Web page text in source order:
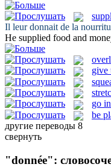
Il leurdonnait de la
He supplied food and
give
go
be
другие переводы 8
свернуть
"donnée":